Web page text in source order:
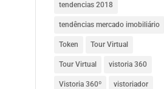
tendencias 2018
tendências mercado imobiliário
Token Tour Virtual
Tour Virtual vistoria 360
Vistoria 360º vistoriador